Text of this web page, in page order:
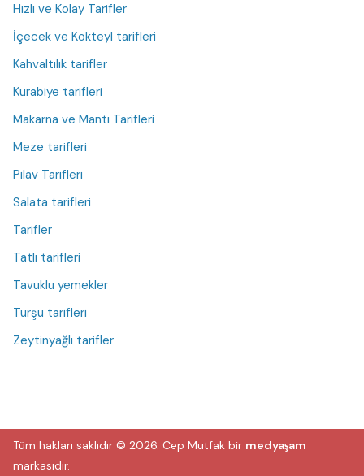
Hızlı ve Kolay Tarifler
İçecek ve Kokteyl tarifleri
Kahvaltılık tarifler
Kurabiye tarifleri
Makarna ve Mantı Tarifleri
Meze tarifleri
Pilav Tarifleri
Salata tarifleri
Tarifler
Tatlı tarifleri
Tavuklu yemekler
Turşu tarifleri
Zeytinyağlı tarifler
Tüm hakları saklıdır © 2026. Cep Mutfak bir medyaşam
markasıdır.